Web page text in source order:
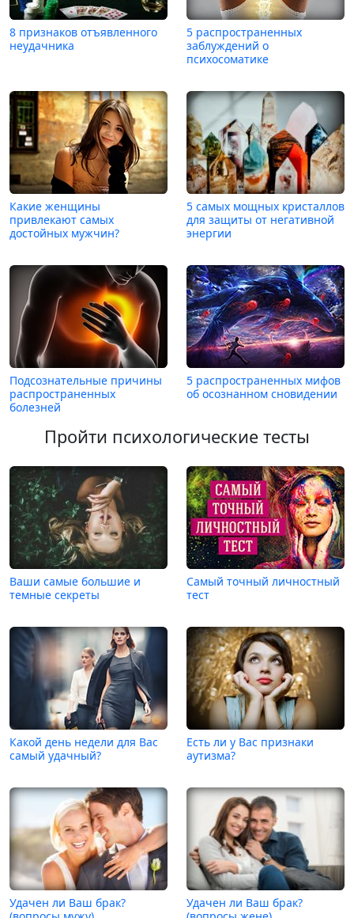
8 признаков отъявленного
неудачника
5 распространенных
заблуждений о
психосоматике
Какие женщины
привлекают самых
достойных мужчин?
5 самых мощных кристаллов
для защиты от негативной
энергии
Подсознательные причины
распространенных
болезней
5 распространенных мифов
об осознанном сновидении
Пройти психологические тесты
Ваши самые большие и
темные секреты
Самый точный личностный
тест
Какой день недели для Вас
самый удачный?
Есть ли у Вас признаки
аутизма?
Удачен ли Ваш брак?
Удачен ли Ваш брак?